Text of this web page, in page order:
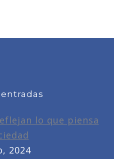
lo que piensa
2024